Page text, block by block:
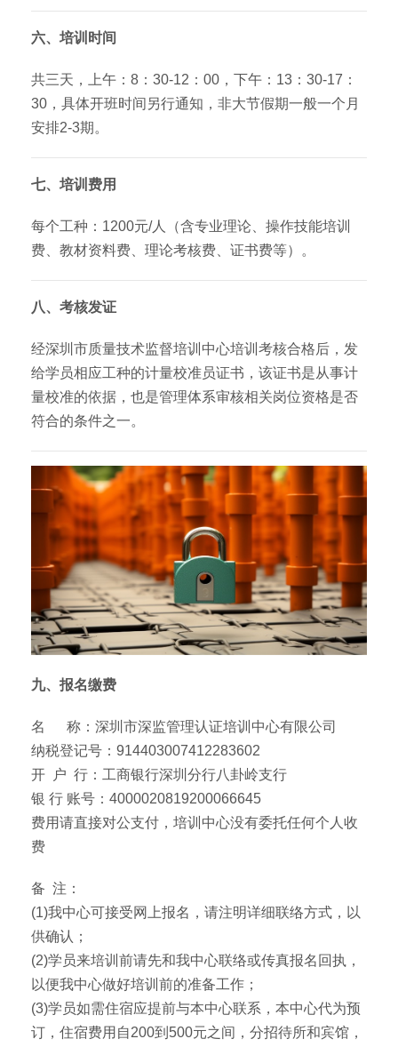
六、培训时间
共三天，上午：8：30-12：00，下午：13：30-17：
30，具体开班时间另行通知，非大节假期一般一个月
安排2-3期。
七、培训费用
每个工种：1200元/人（含专业理论、操作技能培训
费、教材资料费、理论考核费、证书费等）。
八、考核发证
经深圳市质量技术监督培训中心培训考核合格后，发
给学员相应工种的计量校准员证书，该证书是从事计
量校准的依据，也是管理体系审核相关岗位资格是否
符合的条件之一。
九、报名缴费
名 称：深圳市深监管理认证培训中心有限公司
纳税登记号：914403007412283602
开 户 行：工商银行深圳分行八卦岭支行
银 行 账号：4000020819200066645
费用请直接对公支付，培训中心没有委托任何个人收
费
备 注：
(1)我中心可接受网上报名，请注明详细联络方式，以
供确认；
(2)学员来培训前请先和我中心联络或传真报名回执，
以便我中心做好培训前的准备工作；
(3)学员如需住宿应提前与本中心联系，本中心代为预
订，住宿费用自200到500元之间，分招待所和宾馆，